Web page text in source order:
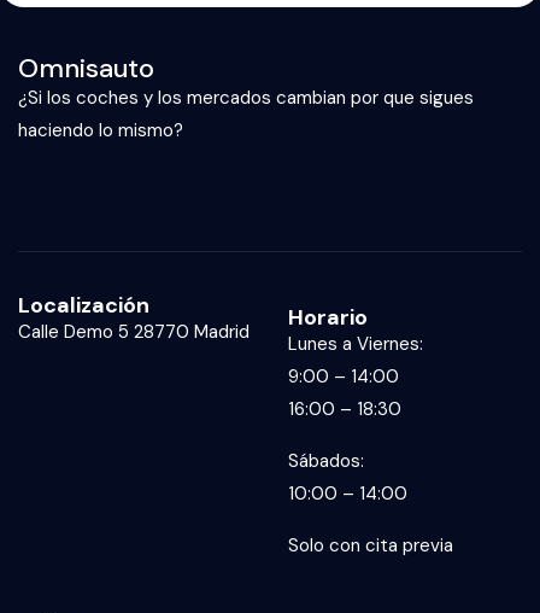
Omnisauto
¿Si los coches y los mercados cambian por que sigues
haciendo lo mismo?
Localización
Calle Demo 5 28770 Madrid Horario
Lunes a Viernes:
9:00 – 14:00
16:00 – 18:30
Sábados:
10:00 – 14:00
Solo con cita previa